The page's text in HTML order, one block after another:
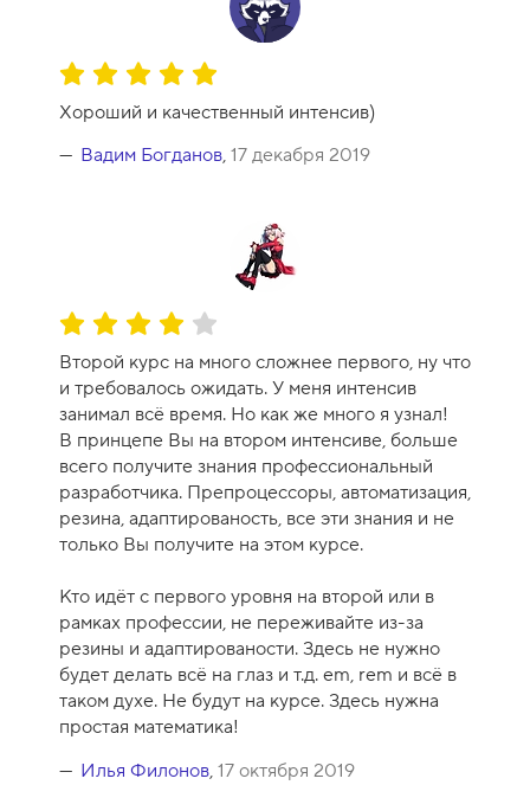
1
0
О
ц
е
н
а
-
1
0
Хороший и качественный интенсив)
Вадим Богданов, 17 декабря 2019
О
ц
е
н
к
а
к
у
р
с
а
-
8
Второй курс на много сложнее первого, ну что
и требовалось ожидать. У меня интенсив
занимал всё время. Но как же много я узнал!
В принцепе Вы на втором интенсиве, больше
всего получите знания профессиональный
разработчика. Препроцессоры, автоматизация,
резина, адаптированость, все эти знания и не
только Вы получите на этом курсе.
Кто идёт с первого уровня на второй или в
рамках профессии, не переживайте из-за
резины и адаптированости. Здесь не нужно
будет делать всё на глаз и т.д. em, rem и всё в
таком духе. Не будут на курсе. Здесь нужна
простая математика!
Илья Филонов, 17 октября 2019